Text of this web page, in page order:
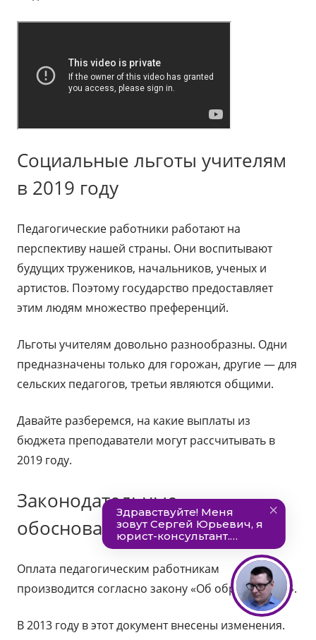
Социальные льготы учителям
в 2019 году
Педагогические работники работают на
перспективу нашей страны. Они воспитывают
будущих тружеников, начальников, ученых и
артистов. Поэтому государство предоставляет
этим людям множество преференций.
Льготы учителям довольно разнообразны. Одни
предназначены только для горожан, другие — для
сельских педагогов, третьи являются общими.
Давайте разберемся, на какие выплаты из
бюджета преподаватели могут рассчитывать в
2019 году.
Законодательные
обоснования
Оплата педагогическим работникам
производится согласно закону «Об образовании».
В 2013 году в этот документ внесены изменения.